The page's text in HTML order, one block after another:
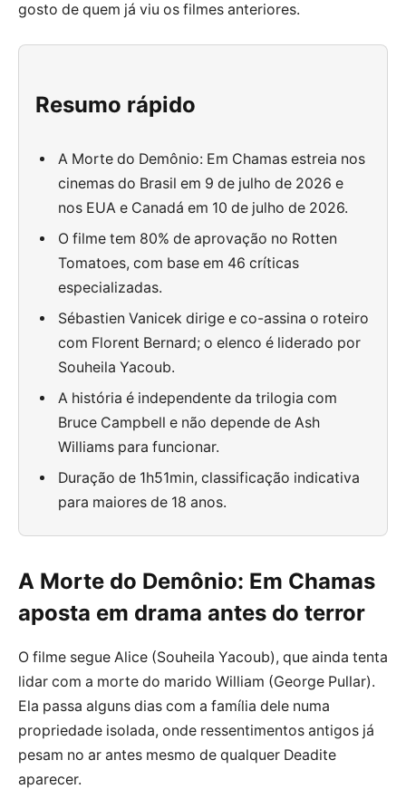
gosto de quem já viu os filmes anteriores.
Resumo rápido
A Morte do Demônio: Em Chamas estreia nos
cinemas do Brasil em 9 de julho de 2026 e
nos EUA e Canadá em 10 de julho de 2026.
O filme tem 80% de aprovação no Rotten
Tomatoes, com base em 46 críticas
especializadas.
Sébastien Vanicek dirige e co-assina o roteiro
com Florent Bernard; o elenco é liderado por
Souheila Yacoub.
A história é independente da trilogia com
Bruce Campbell e não depende de Ash
Williams para funcionar.
Duração de 1h51min, classificação indicativa
para maiores de 18 anos.
A Morte do Demônio: Em Chamas
aposta em drama antes do terror
O filme segue Alice (Souheila Yacoub), que ainda tenta
lidar com a morte do marido William (George Pullar).
Ela passa alguns dias com a família dele numa
propriedade isolada, onde ressentimentos antigos já
pesam no ar antes mesmo de qualquer Deadite
aparecer.